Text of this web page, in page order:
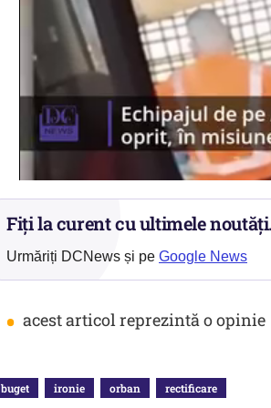
Fiți la curent cu ultimele
Urmăriți DCNews și pe Google News
• acest articol reprezintă o opinie
buget ironie orban rectificare